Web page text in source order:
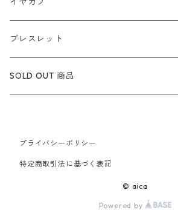
定番ピアス/イヤリング
ブレスレット
SOLD OUT 商品
プライバシーポリシー
特定商取引法に基づく表記
© aica
Powered by